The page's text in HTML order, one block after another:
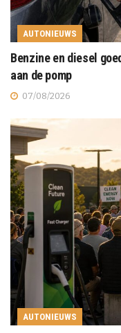
AUTONIEUWS
Benzine en diesel
aan de pomp
07/08/2026
AUTONIEUWS